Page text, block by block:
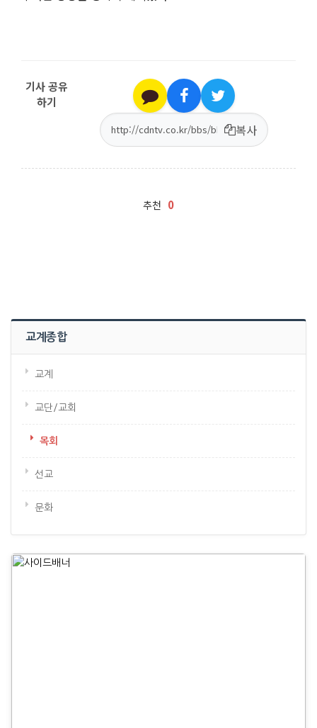
기사 공유
하기
복사
추천 0
교계종합
교계
교단/교회
목회
선교
문화